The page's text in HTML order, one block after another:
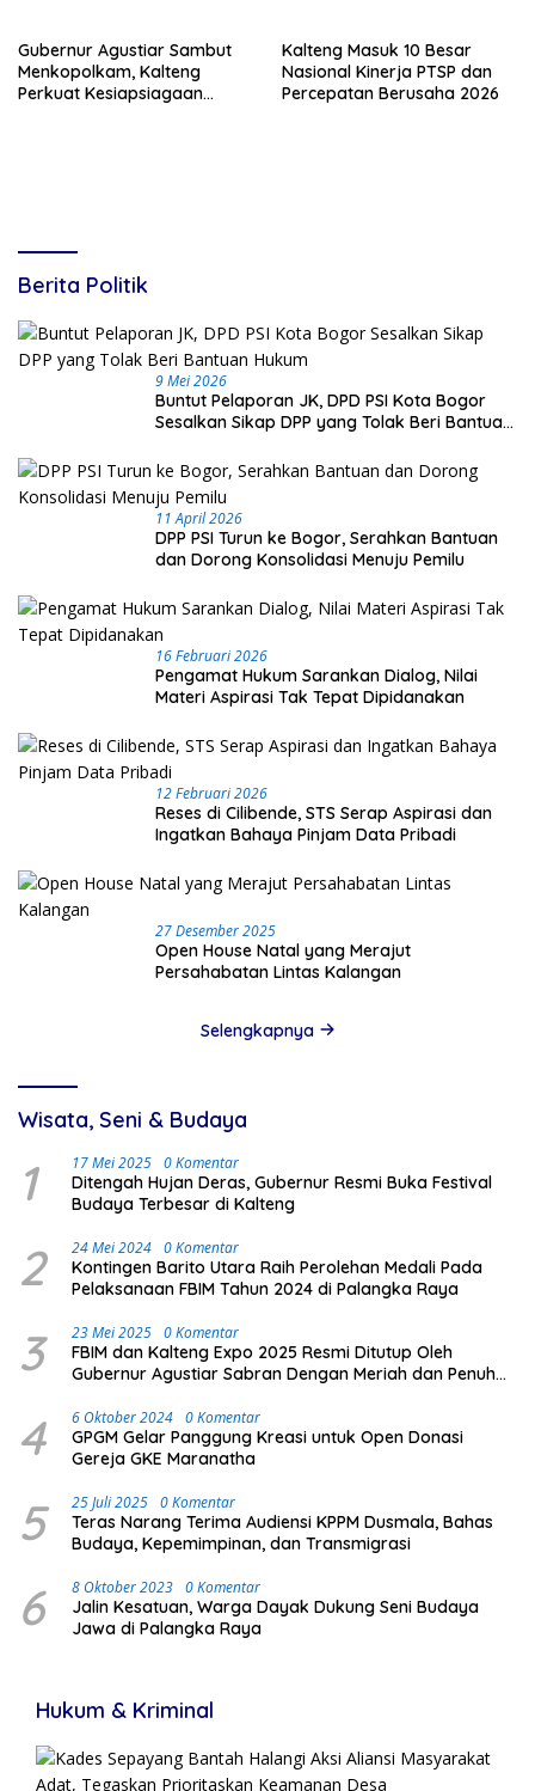
Gubernur Agustiar Sambut
Menkopolkam, Kalteng
Perkuat Kesiapsiagaan
Kalteng Masuk 10 Besar
Nasional Kinerja PTSP dan
Percepatan Berusaha 2026
Berita Politik
9 Mei 2026
Buntut Pelaporan JK, DPD PSI Kota Bogor
Sesalkan Sikap DPP yang Tolak Beri Bantuan
11 April 2026
DPP PSI Turun ke Bogor, Serahkan Bantuan
dan Dorong Konsolidasi Menuju Pemilu
16 Februari 2026
Pengamat Hukum Sarankan Dialog, Nilai
Materi Aspirasi Tak Tepat Dipidanakan
12 Februari 2026
Reses di Cilibende, STS Serap Aspirasi dan
Ingatkan Bahaya Pinjam Data Pribadi
27 Desember 2025
Open House Natal yang Merajut
Persahabatan Lintas Kalangan
Selengkapnya
Wisata, Seni & Budaya
1 17 Mei 2025 0 Komentar
Ditengah Hujan Deras, Gubernur Resmi Buka Festival
Budaya Terbesar di Kalteng
2 24 Mei 2024 0 Komentar
Kontingen Barito Utara Raih Perolehan Medali Pada
Pelaksanaan FBIM Tahun 2024 di Palangka Raya
3 23 Mei 2025 0 Komentar
FBIM dan Kalteng Expo 2025 Resmi Ditutup Oleh
Gubernur Agustiar Sabran Dengan Meriah dan Penuh
4 6 Oktober 2024 0 Komentar
GPGM Gelar Panggung Kreasi untuk Open Donasi
Gereja GKE Maranatha
5 25 Juli 2025 0 Komentar
Teras Narang Terima Audiensi KPPM Dusmala, Bahas
Budaya, Kepemimpinan, dan Transmigrasi
6 8 Oktober 2023 0 Komentar
Jalin Kesatuan, Warga Dayak Dukung Seni Budaya
Jawa di Palangka Raya
Hukum & Kriminal